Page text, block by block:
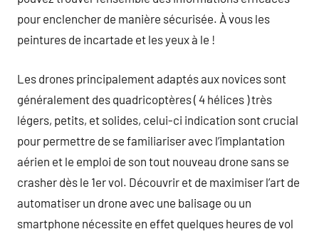
pour enclencher de manière sécurisée. À vous les
peintures de incartade et les yeux à le !
Les drones principalement adaptés aux novices sont
généralement des quadricoptères ( 4 hélices ) très
légers, petits, et solides, celui-ci indication sont crucial
pour permettre de se familiariser avec l’implantation
aérien et le emploi de son tout nouveau drone sans se
crasher dès le 1er vol. Découvrir et de maximiser l’art de
automatiser un drone avec une balisage ou un
smartphone nécessite en effet quelques heures de vol